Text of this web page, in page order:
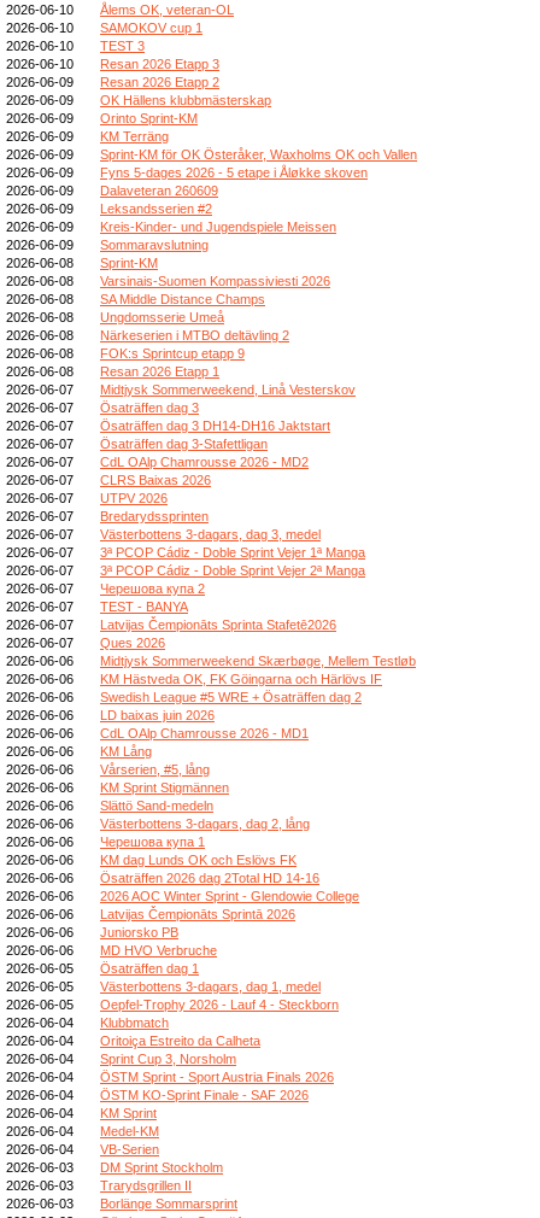
2026-06-10
Ålems OK, veteran-OL
2026-06-10
SAMOKOV cup 1
2026-06-10
TEST 3
2026-06-10
Resan 2026 Etapp 3
2026-06-09
Resan 2026 Etapp 2
2026-06-09
OK Hällens klubbmästerskap
2026-06-09
Orinto Sprint-KM
2026-06-09
KM Terräng
2026-06-09
Sprint-KM för OK Österåker, Waxholms OK och Vallen
2026-06-09
Fyns 5-dages 2026 - 5 etape i Åløkke skoven
2026-06-09
Dalaveteran 260609
2026-06-09
Leksandsserien #2
2026-06-09
Kreis-Kinder- und Jugendspiele Meissen
2026-06-09
Sommaravslutning
2026-06-08
Sprint-KM
2026-06-08
Varsinais-Suomen Kompassiviesti 2026
2026-06-08
SA Middle Distance Champs
2026-06-08
Ungdomsserie Umeå
2026-06-08
Närkeserien i MTBO deltävling 2
2026-06-08
FOK:s Sprintcup etapp 9
2026-06-08
Resan 2026 Etapp 1
2026-06-07
Midtjysk Sommerweekend, Linå Vesterskov
2026-06-07
Ösaträffen dag 3
2026-06-07
Ösaträffen dag 3 DH14-DH16 Jaktstart
2026-06-07
Ösaträffen dag 3-Stafettligan
2026-06-07
CdL OAlp Chamrousse 2026 - MD2
2026-06-07
CLRS Baixas 2026
2026-06-07
UTPV 2026
2026-06-07
Bredarydssprinten
2026-06-07
Västerbottens 3-dagars, dag 3, medel
2026-06-07
3ª PCOP Cádiz - Doble Sprint Vejer 1ª Manga
2026-06-07
3ª PCOP Cádiz - Doble Sprint Vejer 2ª Manga
2026-06-07
Черешова купа 2
2026-06-07
TEST - BANYA
2026-06-07
Latvijas Čempionāts Sprinta Stafetē2026
2026-06-07
Ques 2026
2026-06-06
Midtjysk Sommerweekend Skærbøge, Mellem Testløb
2026-06-06
KM Hästveda OK, FK Göingarna och Härlövs IF
2026-06-06
Swedish League #5 WRE + Ösaträffen dag 2
2026-06-06
LD baixas juin 2026
2026-06-06
CdL OAlp Chamrousse 2026 - MD1
2026-06-06
KM Lång
2026-06-06
Vårserien, #5, lång
2026-06-06
KM Sprint Stigmännen
2026-06-06
Slättö Sand-medeln
2026-06-06
Västerbottens 3-dagars, dag 2, lång
2026-06-06
Черешова купа 1
2026-06-06
KM dag Lunds OK och Eslövs FK
2026-06-06
Ösaträffen 2026 dag 2Total HD 14-16
2026-06-06
2026 AOC Winter Sprint - Glendowie College
2026-06-06
Latvijas Čempionāts Sprintā 2026
2026-06-06
Juniorsko PB
2026-06-06
MD HVO Verbruche
2026-06-05
Ösaträffen dag 1
2026-06-05
Västerbottens 3-dagars, dag 1, medel
2026-06-05
Oepfel-Trophy 2026 - Lauf 4 - Steckborn
2026-06-04
Klubbmatch
2026-06-04
Oritoiça Estreito da Calheta
2026-06-04
Sprint Cup 3, Norsholm
2026-06-04
ÖSTM Sprint - Sport Austria Finals 2026
2026-06-04
ÖSTM KO-Sprint Finale - SAF 2026
2026-06-04
KM Sprint
2026-06-04
Medel-KM
2026-06-04
VB-Serien
2026-06-03
DM Sprint Stockholm
2026-06-03
Trarydsgrillen II
2026-06-03
Borlänge Sommarsprint